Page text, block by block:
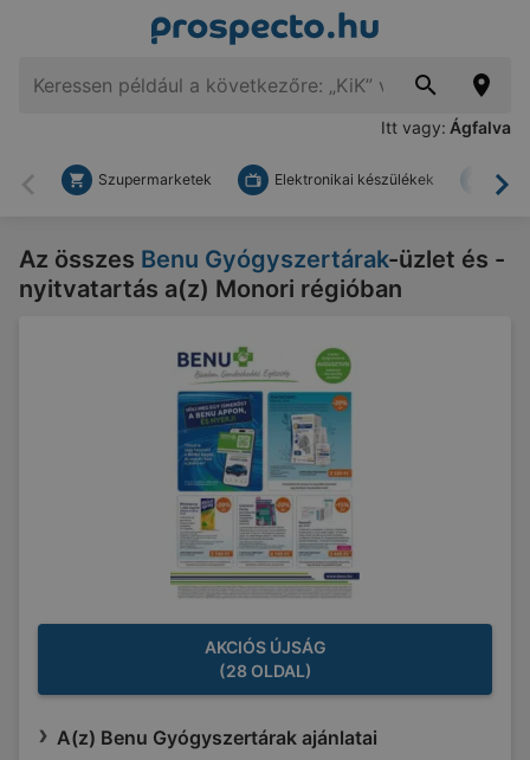
Itt vagy: Ágfalva
Vissza
Szupermarketek Elektronikai készülékek
Az összes Benu Gyógyszertárak-üzlet és -
nyitvatartás a(z) Monori régióban
AKCIÓS ÚJSÁG
(28 OLDAL)
A(z) Benu Gyógyszertárak ajánlatai